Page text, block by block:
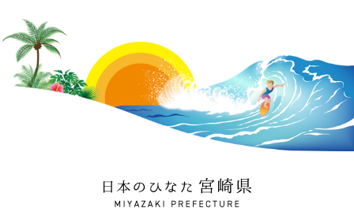
日本のひなた 宮崎県
MIYAZAKI PREFECTURE